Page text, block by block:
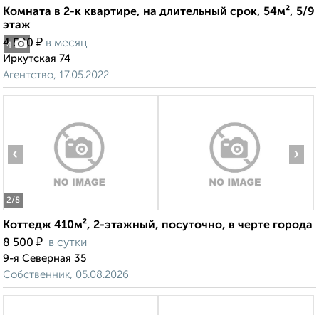
4
Комната в 2-к квартире, на длительный срок, 54м², 5/9
этаж
4 500 ₽ в месяц
Иркутская 74
Агентство, 17.05.2022
2/8
‹ ›
Коттедж 410м², 2-этажный, посуточно, в черте города
8 500 ₽ в сутки
9-я Северная 35
Собственник, 05.08.2026